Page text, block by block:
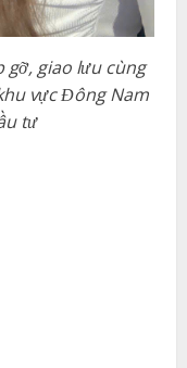
gỡ, giao lưu cùng
vực Đông Nam
tư